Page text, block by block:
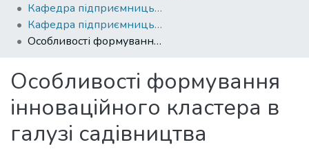
Communities & Collections
All of DSpace
Кафедра підприємницьких та соціальних технологій
Кафедра підприємницьких та соціальних технологій
Особливості формування інноваційного кластера в галузі садівництва
Особливості формування
інноваційного кластера в
галузі садівництва